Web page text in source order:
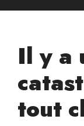
Il y a
tout